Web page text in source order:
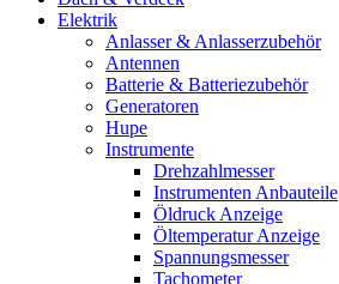
Elektrik
Anlasser & Anlasserzubehör
Antennen
Batterie & Batteriezubehör
Generatoren
Hupe
Instrumente
Drehzahlmesser
Instrumenten Anbauteile
Öldruck Anzeige
Öltemperatur Anzeige
Spannungsmesser
Tachometer